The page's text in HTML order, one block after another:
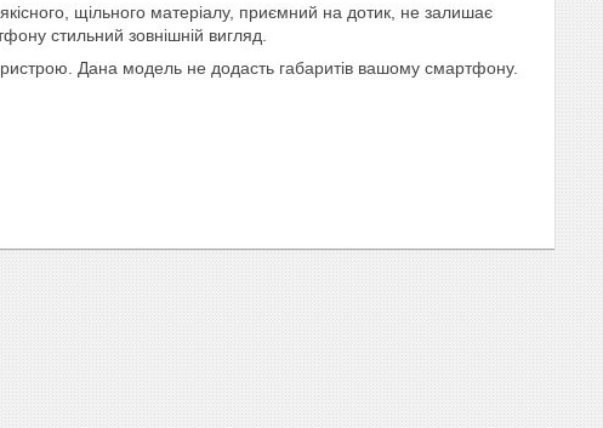
щільного матеріалу, приємний на дотик, не залишає
стильний зовнішній вигляд.
Дана модель не додасть габаритів вашому смартфону.